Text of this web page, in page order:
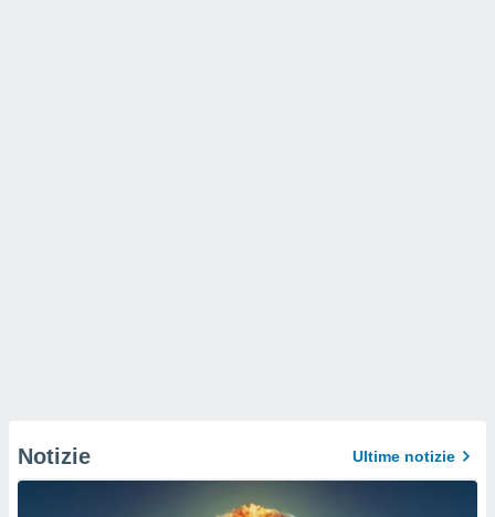
Notizie Ultime notizie